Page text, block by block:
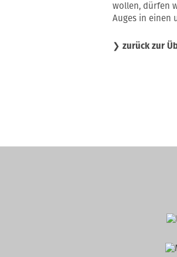
wollen, dürfen
Auges in einen
❯ zurück zur